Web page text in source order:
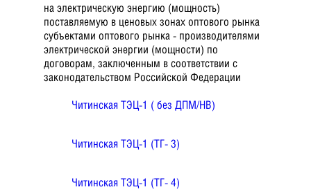
на электрическую энергию (мощность)
поставляемую в ценовых зонах оптового рынка
субъектами оптового рынка - производителями
электрической энергии (мощности) по
договорам, заключенным в соответствии с
законодательством Российской Федерации
Читинская ТЭЦ-1 ( без ДПМ/НВ)
Читинская ТЭЦ-1 (ТГ- 3)
Читинская ТЭЦ-1 (ТГ- 4)